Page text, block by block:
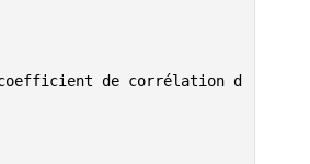
de corrélation d